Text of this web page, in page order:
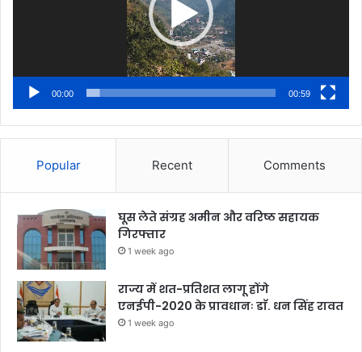
00:00 00:59
Popular Recent Comments
घूस लेते संग्रह अमीन और वरिष्ठ सहायक
गिरफ्तार
1 week ago
राज्य में शत-प्रतिशत लागू होंगे
एनईपी-2020 के प्रावधानः डाॅ. धन सिंह रावत
1 week ago